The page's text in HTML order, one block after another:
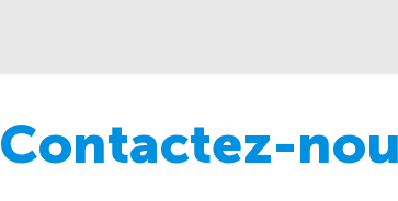
Contactez-